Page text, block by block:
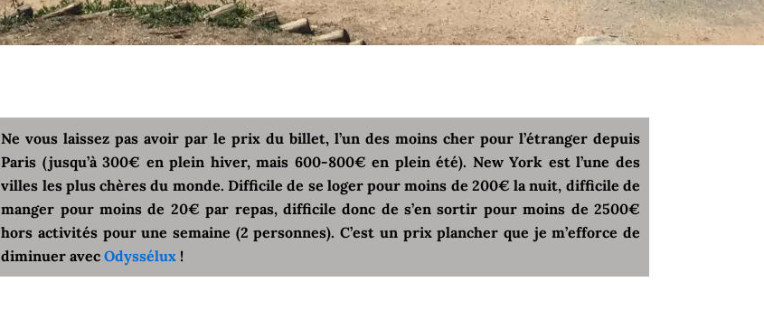
Ne vous laissez pas avoir par le prix du billet, l’un des moins cher pour l’étranger depuis
Paris (jusqu’à 300€ en plein hiver, mais 600-800€ en plein été). New York est l’une des
villes les plus chères du monde. Difficile de se loger pour moins de 200€ la nuit, difficile de
manger pour moins de 20€ par repas, difficile donc de s’en sortir pour moins de 2500€
hors activités pour une semaine (2 personnes). C’est un prix plancher que je m’efforce de
diminuer avecOdyssélux !